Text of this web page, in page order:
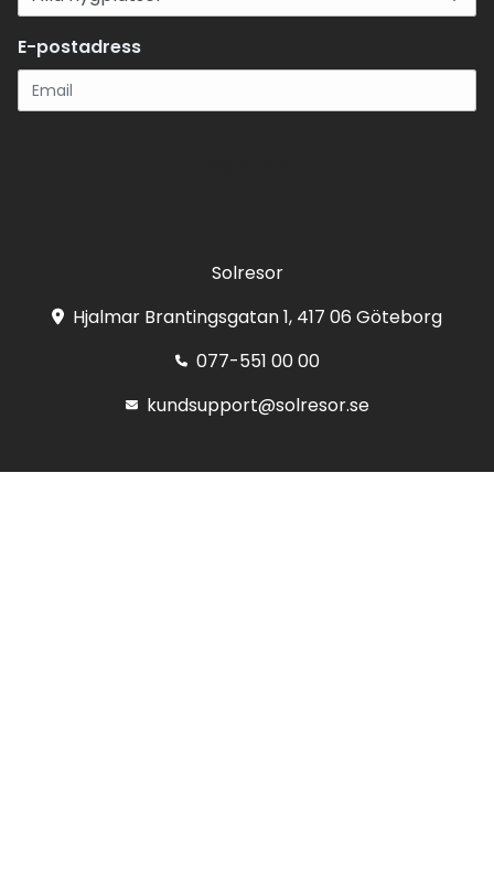
E-postadress
Solresor
Hjalmar Brantingsgatan 1, 417 06 Göteborg
077-551 00 00
kundsupport@solresor.se